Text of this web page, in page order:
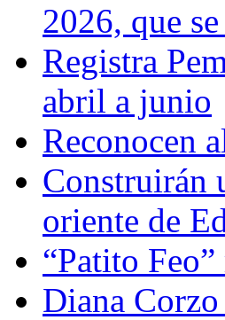
2026, que
Registra
abril a junio
Reconocen
Construirán
oriente de
“Patito
Diana